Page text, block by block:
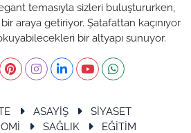
temasıyla sizleri buluştururken,
araya getiriyor. Şatafattan kaçınıyor
bir altyapı sunuyor.
ASAYİŞ
SİYASET
SAĞLIK
EĞİTİM